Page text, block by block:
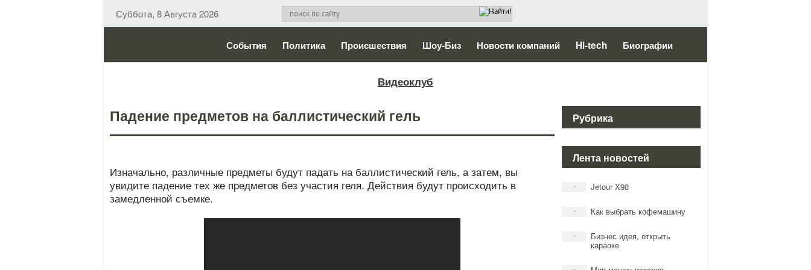
Суббота, 8 Августа 2026
События Политика Происшествия Шоу-Биз Новости компаний Hi-tech Биографии
Видеоклуб
Падение предметов на баллистический гель
Изначально, различные предметы будут падать на баллистический гель, а затем, вы
увидите падение тех же предметов без участия геля. Действия будут происходить в
замедленной съемке.
Рубрика
Лента новостей
* Jetour X90
* Как выбрать кофемашину
* Бизнес идея, открыть
караоке